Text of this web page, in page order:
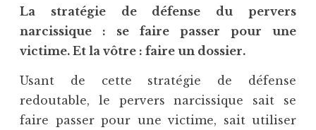
La stratégie de défense du pervers
narcissique : se faire passer pour une
victime. Et la vôtre : faire un dossier.
Usant de cette stratégie de défense
redoutable, le pervers narcissique sait se
faire passer pour une victime, sait utiliser